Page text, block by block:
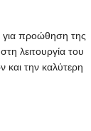
για προώθηση της
λειτουργία του
την καλύτερη